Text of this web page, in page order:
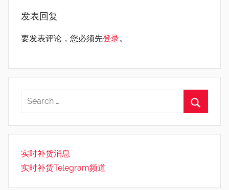
发表回复
要发表评论，您必须先登录。
实时补货消息
实时补货Telegram频道